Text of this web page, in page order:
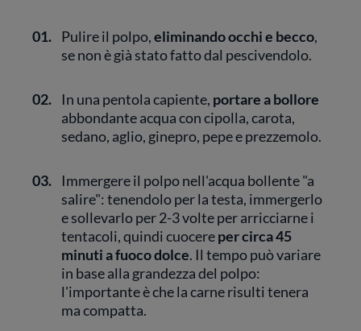
01. Pulire il polpo,eliminando occhi e becco,
se non è già stato fatto dal pescivendolo.
02. In una pentola capiente, portare a bollore
abbondante acqua con cipolla, carota,
sedano, aglio, ginepro, pepe e prezzemolo.
03.
Immergere il polpo nell'acqua bollente "a
salire": tenendolo per la testa, immergerlo
e sollevarlo per 2-3 volte per arricciarne i
tentacoli, quindi cuocereper circa 45
minuti a fuoco dolce. Il tempo può variare
in base alla grandezza del polpo:
l'importante è che la carne risulti tenera
ma compatta.